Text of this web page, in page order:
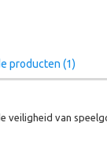
producten (1)
van